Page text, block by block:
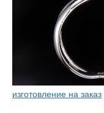
изготовление на заказ